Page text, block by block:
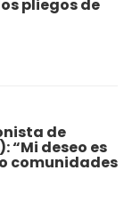
pliegos de
de
“Mi deseo es
comunidades